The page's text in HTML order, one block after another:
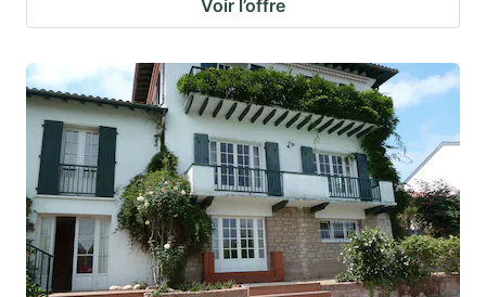
Voir l’offre